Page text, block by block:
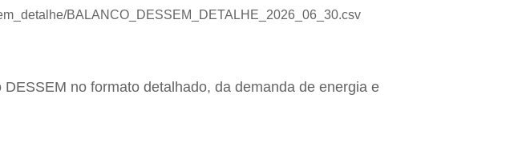
BALANCO_DESSEM_DETALHE_2026_06_30.csv
no formato detalhado, da demanda de energia e